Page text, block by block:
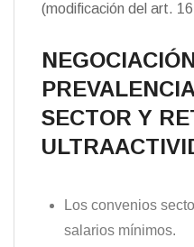
(modificación del art.
SECTOR Y
Los convenios
salarios mínimos.